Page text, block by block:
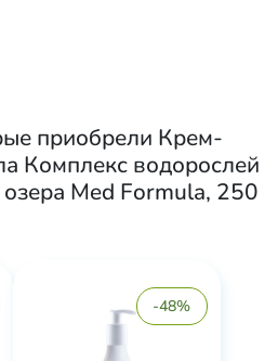
приобрели Крем-
Комплекс водорослей
Med Formula, 250
-48%